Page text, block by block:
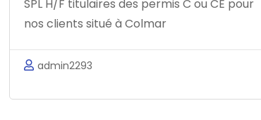
SPL H/F titulaires des permis C ou CE pour
nos clients situé à Colmar
admin2293